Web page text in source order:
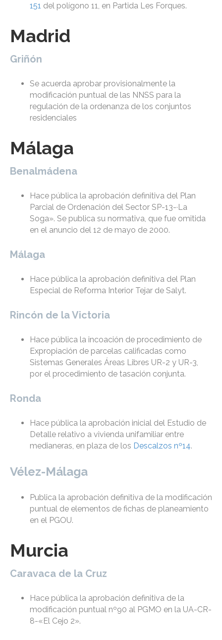
151 del polígono 11, en Partida Les Forques.
Madrid
Griñón
Se acuerda aprobar provisionalmente la
modificación puntual de las NNSS para la
regulación de la ordenanza de los conjuntos
residenciales
Málaga
Benalmádena
Hace pública la aprobación definitiva del Plan
Parcial de Ordenación del Sector SP-13-·La
Soga». Se publica su normativa, que fue omitida
en el anuncio del 12 de mayo de 2000.
Málaga
Hace pública la aprobación definitiva del Plan
Especial de Reforma Interior Tejar de Salyt.
Rincón de la Victoria
Hace pública la incoación de procedimiento de
Expropiación de parcelas calificadas como
Sistemas Generales Áreas Libres UR-2 y UR-3,
por el procedimiento de tasación conjunta.
Ronda
Hace pública la aprobación inicial del Estudio de
Detalle relativo a vivienda unifamiliar entre
medianeras, en plaza de los Descalzos nº14.
Vélez-Málaga
Publica la aprobación definitiva de la modificación
puntual de elementos de fichas de planeamiento
en el PGOU.
Murcia
Caravaca de la Cruz
Hace pública la aprobación definitiva de la
modificación puntual nº90 al PGMO en la UA-CR-
8-«El Cejo 2».